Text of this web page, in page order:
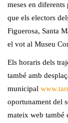
meses en
que els electors
Figuerosa, Santa
el vot al Museu
Els horaris dels
també amb
municipal
oportunament del
mateix web també